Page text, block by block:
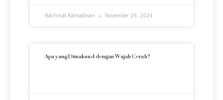
Rachmat Ramadhan November 26, 2024
Apa yang Dimaksud dengan Wajah Cerah?